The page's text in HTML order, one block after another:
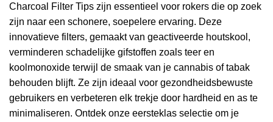
Charcoal Filter Tips zijn essentieel voor rokers die op zoek
zijn naar een schonere, soepelere ervaring. Deze
innovatieve filters, gemaakt van geactiveerde houtskool,
verminderen schadelijke gifstoffen zoals teer en
koolmonoxide terwijl de smaak van je cannabis of tabak
behouden blijft. Ze zijn ideaal voor gezondheidsbewuste
gebruikers en verbeteren elk trekje door hardheid en as te
minimaliseren. Ontdek onze eersteklas selectie om je